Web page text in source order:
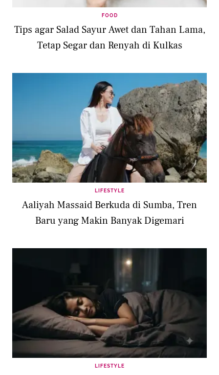
FOOD
Tips agar Salad Sayur Awet dan Tahan Lama,
Tetap Segar dan Renyah di Kulkas
LIFESTYLE
Aaliyah Massaid Berkuda di Sumba, Tren
Baru yang Makin Banyak Digemari
LIFESTYLE